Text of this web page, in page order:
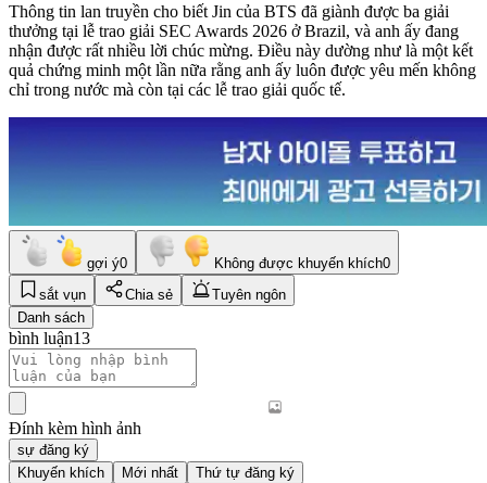
Thông tin lan truyền cho biết Jin của BTS đã giành được ba giải
thưởng tại lễ trao giải SEC Awards 2026 ở Brazil, và anh ấy đang
nhận được rất nhiều lời chúc mừng. Điều này dường như là một kết
quả chứng minh một lần nữa rằng anh ấy luôn được yêu mến không
chỉ trong nước mà còn tại các lễ trao giải quốc tế.
gợi ý0 Không được khuyến khích0
sắt vụn
Chia sẻ
Tuyên ngôn
Danh sách
bình luận13
Đính kèm hình ảnh
sự đăng ký
Khuyến khích
Mới nhất Thứ tự đăng ký